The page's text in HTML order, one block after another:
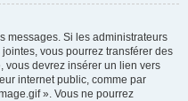
messages. Si les administrateurs
vous pourrez transférer des
vous devrez insérer un lien vers
internet public, comme par
». Vous ne pourrez